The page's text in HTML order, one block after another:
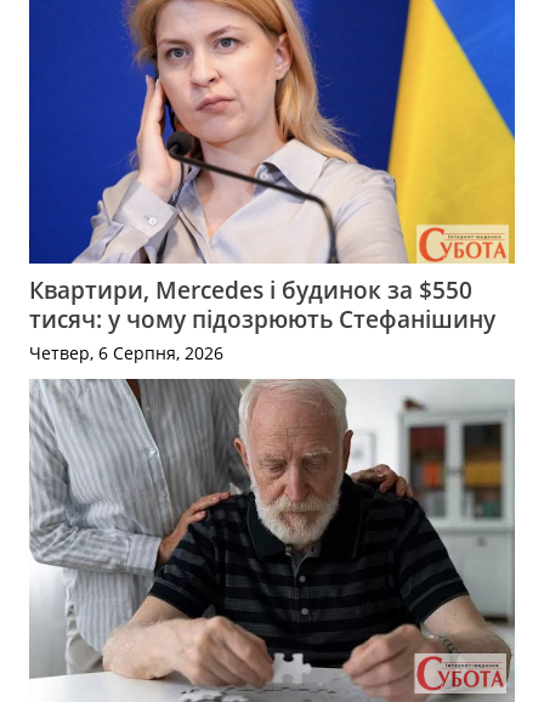
Квартири, Mercedes і будинок за $550
тисяч: у чому підозрюють Стефанішину
Четвер, 6 Серпня, 2026